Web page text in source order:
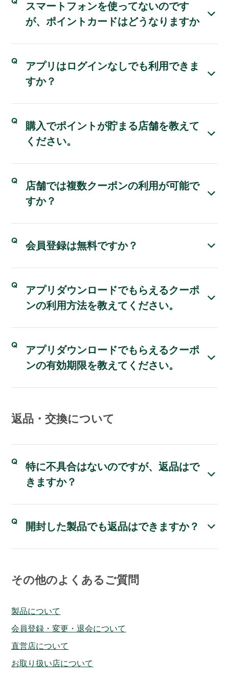
スマートフォンを使ってないのです
が、ポイントカードはどうなりますか
アプリはログインなしでも利用できま
すか？
購入でポイントが貯まる店舗を教えて
ください。
店舗では複数クーポンの利用が可能で
すか？
会員登録は無料ですか？
アプリダウンロードでもらえるクーポ
ンの利用方法を教えてください。
アプリダウンロードでもらえるクーポ
ンの有効期限を教えてください。
返品・交換について
特に不具合はないのですが、返品はで
きますか？
開封した製品でも返品はできますか？
その他のよくあるご質問
製品について
会員登録・変更・退会について
直営店について
お取り扱い店について